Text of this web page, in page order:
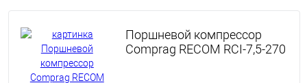
Поршневой компрессор
Comprag RECOM RCI-7,5-270